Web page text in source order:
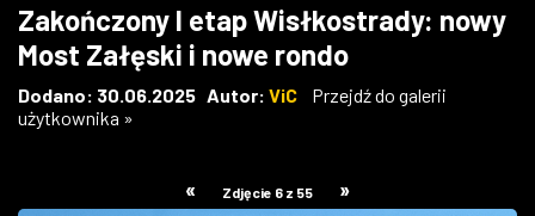
W KINACH
GASTRONOMIA
Zakończony I etap Wisłkostrady: nowy
Most Załęski i nowe rondo
Dodano: 30.06.2025 Autor: ViC
Przejdź do galerii
użytkownika »
« Zdjęcie 6 z 55 »